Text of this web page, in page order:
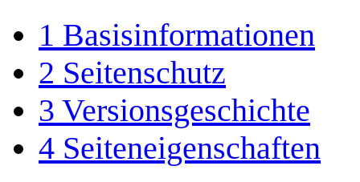
1 Basisinformationen
2 Seitenschutz
3 Versionsgeschichte
4 Seiteneigenschaften